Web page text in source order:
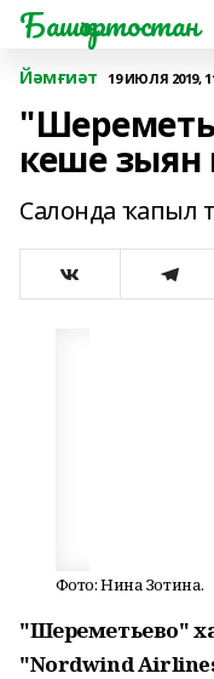
Башҡортостан
Йәмғиәт 19 ИЮЛЯ 2019,
кеше зыян
Салонда ҡапыл
Фото: Нина Зотина.
"Шереметьево"
"Nordwind